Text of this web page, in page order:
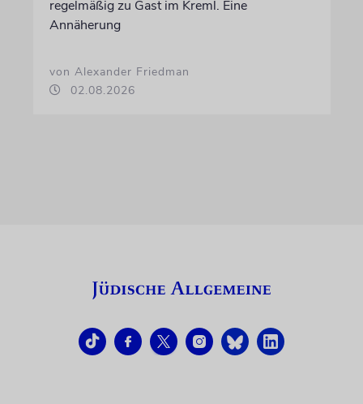
regelmäßig zu Gast im Kreml. Eine
Annäherung
von Alexander Friedman
02.08.2026